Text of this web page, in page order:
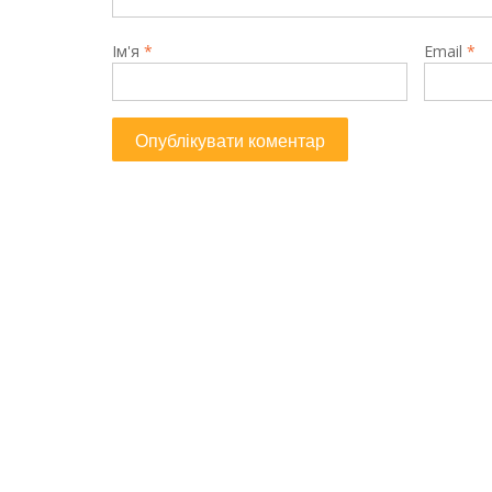
Ім'я * Email *